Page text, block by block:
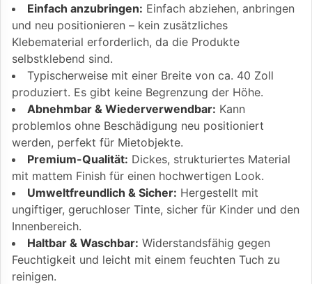
Einfach anzubringen: Einfach abziehen, anbringen
und neu positionieren – kein zusätzliches
Klebematerial erforderlich, da die Produkte
selbstklebend sind.
Typischerweise mit einer Breite von ca. 40 Zoll
produziert. Es gibt keine Begrenzung der Höhe.
Abnehmbar & Wiederverwendbar: Kann
problemlos ohne Beschädigung neu positioniert
werden, perfekt für Mietobjekte.
Premium-Qualität: Dickes, strukturiertes Material
mit mattem Finish für einen hochwertigen Look.
Umweltfreundlich & Sicher: Hergestellt mit
ungiftiger, geruchloser Tinte, sicher für Kinder und den
Innenbereich.
Haltbar & Waschbar: Widerstandsfähig gegen
Feuchtigkeit und leicht mit einem feuchten Tuch zu
reinigen.